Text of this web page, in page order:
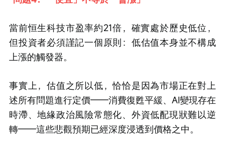
當前恒生科技市盈率約21倍，確實處於歷史低位，
但投資者必須謹記一個原則：低估值本身並不構成
上漲的觸發器。
事實上，估值之所以低，恰恰是因為市場正在對上
述所有問題進行定價——消費復甦平緩、AI變現存在
時滯、地緣政治風險常態化、外資低配現狀難以逆
轉——這些悲觀預期已經深度浸透到價格之中。